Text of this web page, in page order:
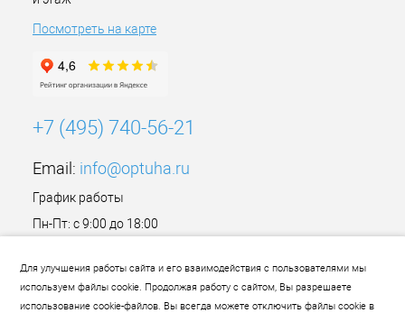
Для улучшения работы сайта и его взаимодействия с пользователями мы
используем файлы cookie. Продолжая работу с сайтом, Вы разрешаете
использование cookie-файлов. Вы всегда можете отключить файлы cookie в
Посмотреть на карте
+7 (495) 740-56-21
Email: info@optuha.ru
График работы
Пн-Пт: с 9:00 до 18:00